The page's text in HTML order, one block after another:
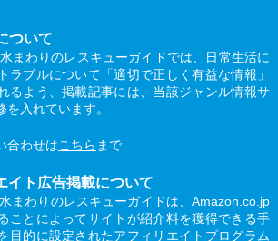
ついて
まわりのレスキューガイドでは、日常生活に
ラブルについて「適切で正しく有益な情報」
るよう、掲載記事には、当該ジャンル情報サ
入れています。
合わせはこちら まで
イト広告掲載について
まわりのレスキューガイドは、Amazon.co.jp
ことによってサイトが紹介料を獲得できる手
目的に設定されたアフィリエイトプログラム